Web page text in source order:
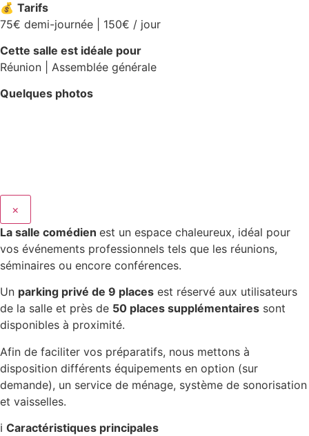
💰 Tarifs
75€ demi-journée | 150€ / jour
Cette salle est idéale pour
Réunion | Assemblée générale
Quelques photos
×
La salle comédien est un espace chaleureux, idéal pour
vos événements professionnels tels que les réunions,
séminaires ou encore conférences.
Un parking privé de 9 places est réservé aux utilisateurs
de la salle et près de 50 places supplémentaires sont
disponibles à proximité.
Afin de faciliter vos préparatifs, nous mettons à
disposition différents équipements en option (sur
demande), un service de ménage, système de sonorisation
et vaisselles.
ℹ️ Caractéristiques principales